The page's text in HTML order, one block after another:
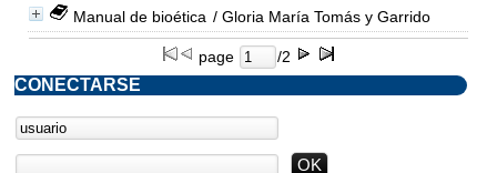
Manual de bioética / Gloria María Tomás y Garrido
page /2
CONECTARSE